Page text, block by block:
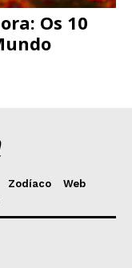
Os 10
Zodíaco
Web